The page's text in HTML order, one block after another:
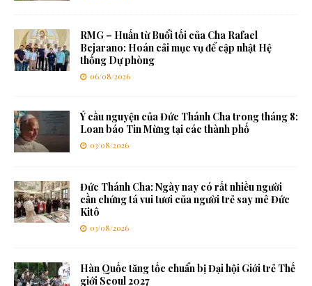
RMG – Huấn từ Buổi tối của Cha Rafael
Bejarano: Hoán cải mục vụ để cập nhật Hệ
thống Dự phòng
06/08/2026
Ý cầu nguyện của Đức Thánh Cha trong tháng 8:
Loan báo Tin Mừng tại các thành phố
03/08/2026
Đức Thánh Cha: Ngày nay có rất nhiều người
cần chứng tá vui tươi của người trẻ say mê Đức
Kitô
03/08/2026
Hàn Quốc tăng tốc chuẩn bị Đại hội Giới trẻ Thế
giới Seoul 2027